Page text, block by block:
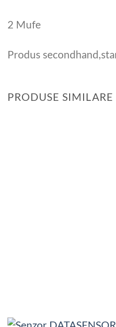
2 Mufe
Produs
PRODUSE SIMILARE